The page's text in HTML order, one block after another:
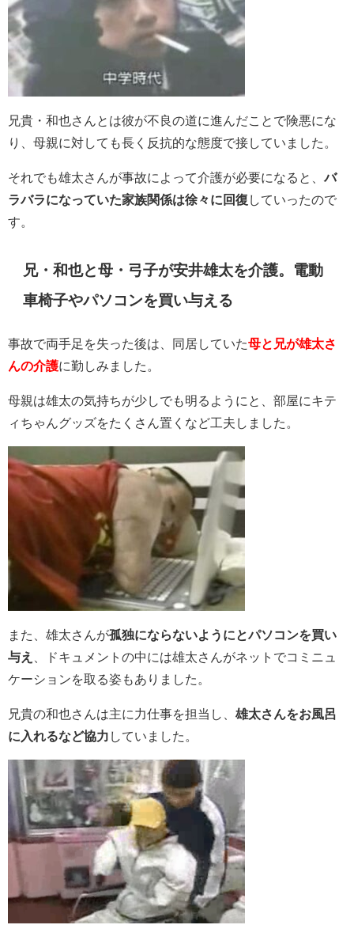
兄貴・和也さんとは彼が不良の道に進んだことで険悪にな
り、母親に対しても長く反抗的な態度で接していました。
それでも雄太さんが事故によって介護が必要になると、 バ
ラバラになっていた家族関係は徐々に回復 していったので
す。
兄・和也と母・弓子が安井雄太を介護。電動
車椅子やパソコンを買い与える
事故で両手足を失った後は、同居していた母と兄が雄太さ
んの介護に勤しみました。
母親は雄太の気持ちが少しでも明るようにと、部屋にキテ
ィちゃんグッズをたくさん置くなど工夫しました。
また、雄太さんが孤独にならないようにとパソコンを買い
与え
、ドキュメントの中には雄太さんがネットでコミニュ
ケーションを取る姿もありました。
兄貴の和也さんは主に力仕事を担当し、 雄太さんをお風呂
に入れるなど協力 していました。